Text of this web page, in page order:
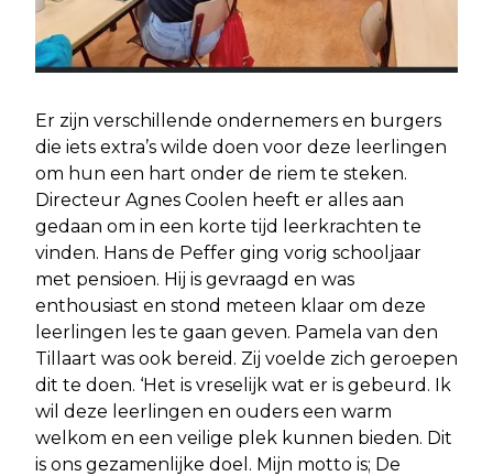
Er zijn verschillende ondernemers en burgers
die iets extra’s wilde doen voor deze leerlingen
om hun een hart onder de riem te steken.
Directeur Agnes Coolen heeft er alles aan
gedaan om in een korte tijd leerkrachten te
vinden. Hans de Peffer ging vorig schooljaar
met pensioen. Hij is gevraagd en was
enthousiast en stond meteen klaar om deze
leerlingen les te gaan geven. Pamela van den
Tillaart was ook bereid. Zij voelde zich geroepen
dit te doen. ‘Het is vreselijk wat er is gebeurd. Ik
wil deze leerlingen en ouders een warm
welkom en een veilige plek kunnen bieden. Dit
is ons gezamenlijke doel. Mijn motto is; De